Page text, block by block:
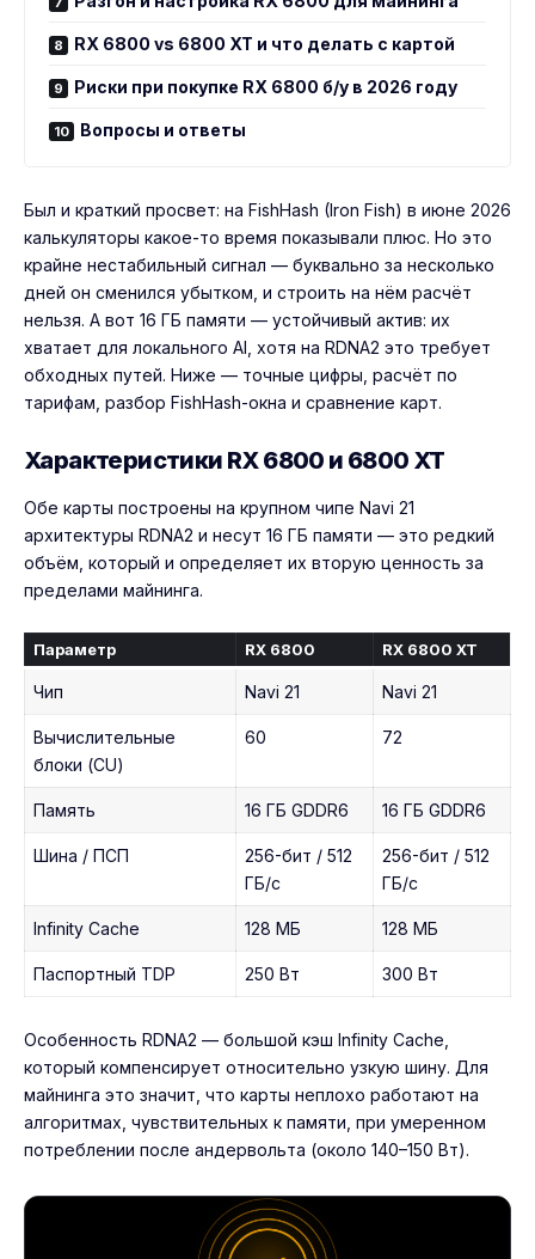
RX 6800 vs 6800 XT и что делать с картой
Риски при покупке RX 6800 б/у в 2026 году
Вопросы и ответы
Был и краткий просвет: на FishHash (Iron Fish) в июне 2026
калькуляторы какое-то время показывали плюс. Но это
крайне нестабильный сигнал — буквально за несколько
дней он сменился убытком, и строить на нём расчёт
нельзя. А вот 16 ГБ памяти — устойчивый актив: их
хватает для локального AI, хотя на RDNA2 это требует
обходных путей. Ниже — точные цифры, расчёт по
тарифам, разбор FishHash-окна и сравнение карт.
Характеристики RX 6800 и 6800 XT
Обе карты построены на крупном чипе Navi 21
архитектуры RDNA2 и несут 16 ГБ памяти — это редкий
объём, который и определяет их вторую ценность за
пределами майнинга.
Параметр RX 6800 RX 6800 XT
Чип Navi 21 Navi 21
Вычислительные
блоки (CU)
60 72
Память 16 ГБ GDDR6 16 ГБ GDDR6
Шина / ПСП
256-бит / 512
ГБ/с
256-бит / 512
ГБ/с
Infinity Cache 128 МБ 128 МБ
Паспортный TDP 250 Вт 300 Вт
Особенность RDNA2 — большой кэш Infinity Cache,
который компенсирует относительно узкую шину. Для
майнинга это значит, что карты неплохо работают на
алгоритмах, чувствительных к памяти, при умеренном
потреблении после андервольта (около 140–150 Вт).